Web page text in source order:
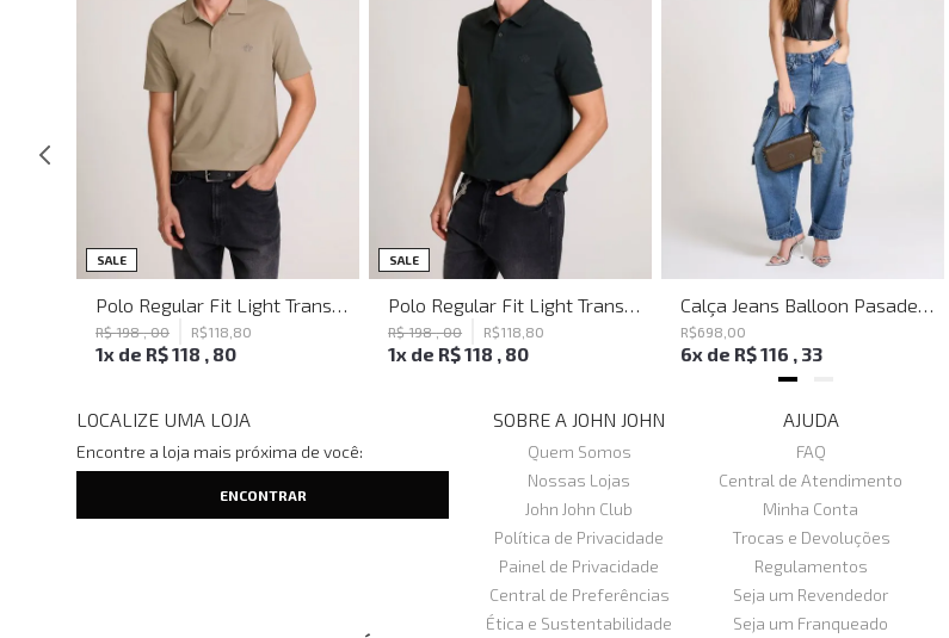
SALE
R$198,00 R$118 80
1x de R$118 , 80
SALE
R$198,00 R$118 80
1x de R$118 , 80
R$698 00
6x de R$116 , 33
LOCALIZE UMA LOJA
Encontre a loja mais próxima de você:
SOBRE A JOHN JOHN
Quem Somos
Nossas Lojas
John John Club
Política de Privacidade
Painel de Privacidade
Central de Preferências
Ética e Sustentabilidade
AJUDA
FAQ
Central de Atendimento
Minha Conta
Trocas e Devoluções
Regulamentos
Seja um Revendedor
Seja um Franqueado